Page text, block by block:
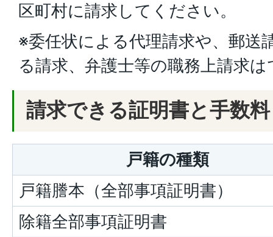
区町村に請求してください。
※委任状による代理請求や、郵送
る請求、弁護士等の職務上請求
請求できる証明書と手数料
戸籍の種類
戸籍謄本（全部事項証明書）
除籍全部事項証明書